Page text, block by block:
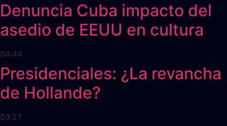
Denuncia Cuba impacto del
asedio de EEUU en cultura
04:44
Presidenciales: ¿La revancha
de Hollande?
03:27